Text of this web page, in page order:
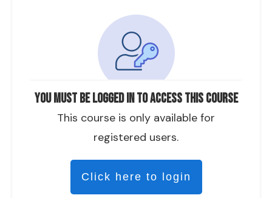
You must be logged in to access this course
This course is only available for
registered users.
Click here to login